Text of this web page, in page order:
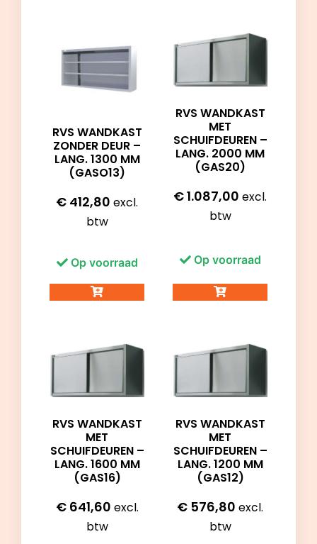
RVS WANDKAST
ZONDER DEUR –
LANG. 1300 MM
(GASO13)
€ 412,80 excl.
btw
Op voorraad
RVS WANDKAST
MET
SCHUIFDEUREN –
LANG. 2000 MM
(GAS20)
€1.087,00 excl.
btw
Op voorraad
RVS WANDKAST
MET
SCHUIFDEUREN –
LANG. 1600 MM
(GAS16)
€641,60 excl.
btw
RVS WANDKAST
MET
SCHUIFDEUREN –
LANG. 1200 MM
(GAS12)
€ 576,80 excl.
btw